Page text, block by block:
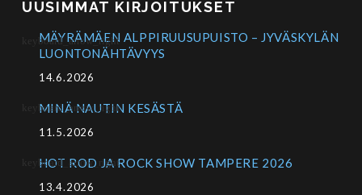
UUSIMMAT KIRJOITUKSET
MÄYRÄMÄEN ALPPIRUUSUPUISTO – JYVÄSKYLÄN
LUONTONÄHTÄVYYS
14.6.2026
MINÄ NAUTIN KESÄSTÄ
11.5.2026
HOT ROD JA ROCK SHOW TAMPERE 2026
13.4.2026